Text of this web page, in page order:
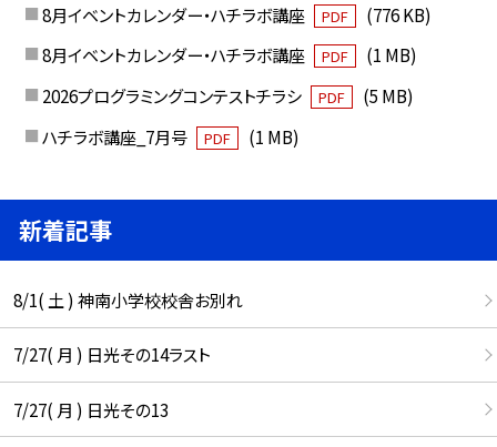
8月イベントカレンダー・ハチラボ講座
PDF
(776 KB)
8月イベントカレンダー・ハチラボ講座
PDF
(1 MB)
2026プログラミングコンテストチラシ
PDF
(5 MB)
ハチラボ講座_7月号
PDF (1 MB)
新着記事
8/1( 土 ) 神南小学校校舎お別れ
7/27( 月 ) 日光その14ラスト
7/27( 月 ) 日光その13